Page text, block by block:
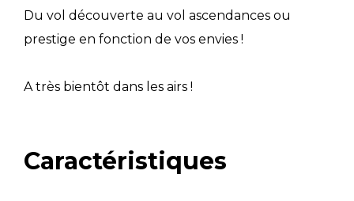
Du vol découverte au vol ascendances ou
prestige en fonction de vos envies !
A très bientôt dans les airs !
Caractéristiques